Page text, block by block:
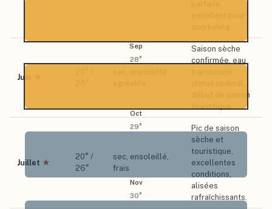
Sep
28°
Oct
29°
Nov
30°
Juin
Saison sèche
confirmée, eau
début de saison
touristique.
Juillet ★
20° /
26°
sec, ensoleillé,
frais
Pic de saison
sèche et
touristique,
excellentes
conditions,
alisées
rafraîchissants.